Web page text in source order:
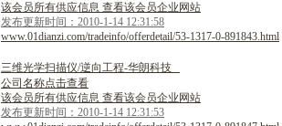
该会员所有供应信息 查看该会员企业网站
发布更新时间：2010-1-14 12:31:58
www.01dianzi.com/tradeinfo/offerdetail/53-1317-0-891843.html
三维光学扫描仪/逆向工程-华朗科技
公司名称点击查看
该会员所有供应信息 查看该会员企业网站
发布更新时间：2010-1-14 12:31:53